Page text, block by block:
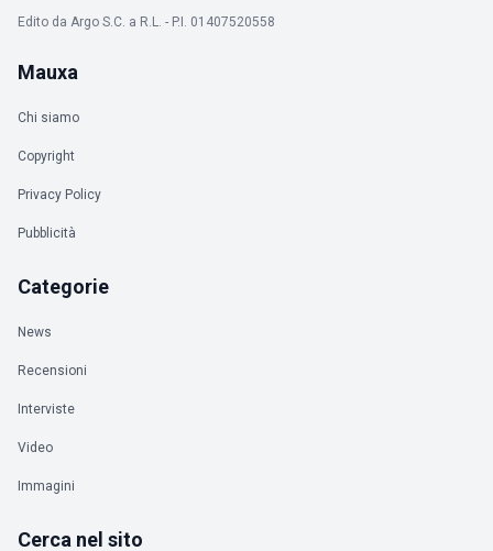
Edito da Argo S.C. a R.L. - P.I. 01407520558
Mauxa
Chi siamo
Copyright
Privacy Policy
Pubblicità
Categorie
News
Recensioni
Interviste
Video
Immagini
Cerca nel sito